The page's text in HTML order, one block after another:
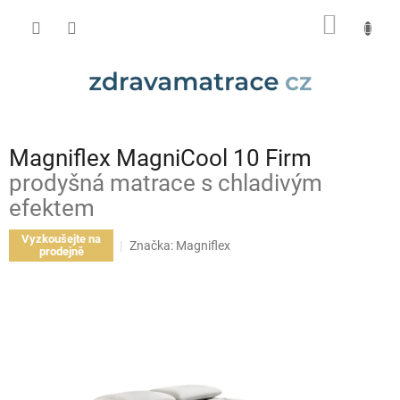
Magniflex MagniCool 10 Firm
prodyšná matrace s chladivým
efektem
Vyzkoušejte na
prodejně
Značka: Magniflex